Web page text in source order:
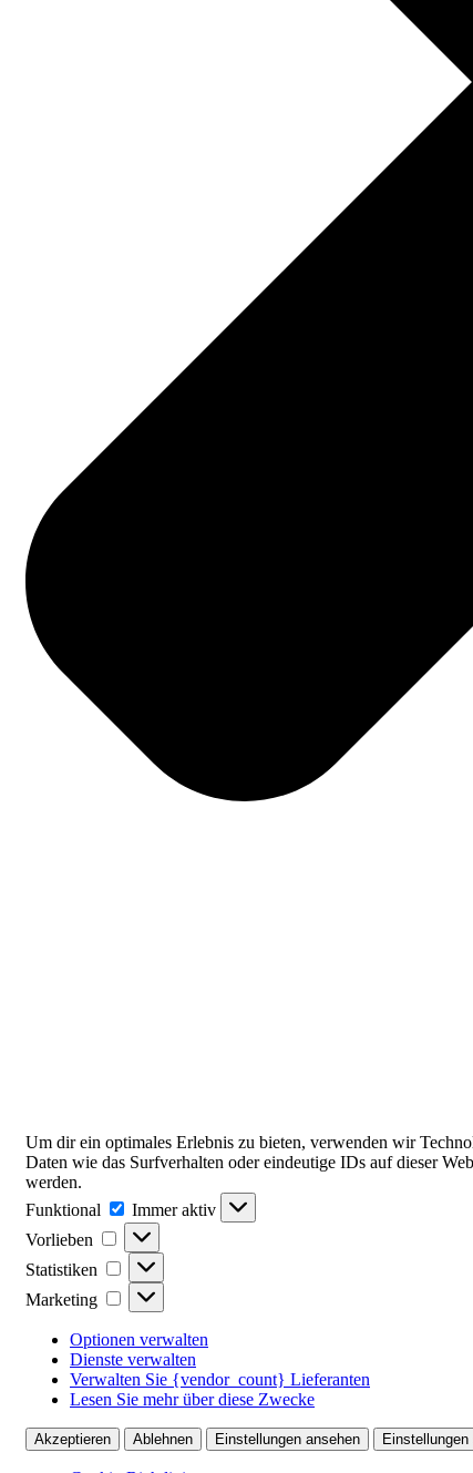
Um dir ein optimales Erlebnis zu bieten, verwenden wir
Daten wie das Surfverhalten oder eindeutige IDs auf dieser
werden.
Funktional
Funktional
Immer aktiv
Vorlieben
Vorlieben
Statistiken
Statistiken
Marketing
Marketing
Optionen verwalten
Dienste verwalten
Verwalten Sie {vendor_count} Lieferanten
Lesen Sie mehr über diese Zwecke
Akzeptieren Ablehnen Einstellungen ansehen